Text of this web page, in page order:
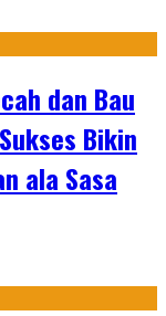
dan Bau
Bikin
ala Sasa